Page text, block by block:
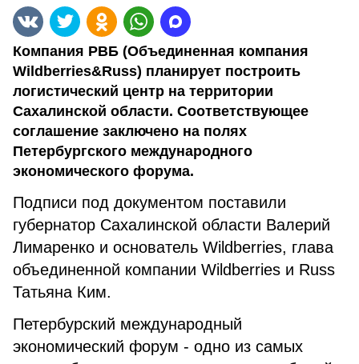
Компания РВБ (Объединенная компания
Wildberries&Russ) планирует построить
логистический центр на территории
Сахалинской области. Соответствующее
соглашение заключено на полях
Петербургского международного
экономического форума.
Подписи под документом поставили
губернатор Сахалинской области Валерий
Лимаренко и основатель Wildberries, глава
объединенной компании Wildberries и Russ
Татьяна Ким.
Петербурский международный
экономический форум - одно из самых